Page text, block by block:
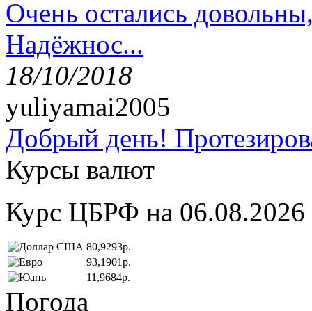
Очень остались
Надёжнос...
18/10/2018
yuliyamai2005
Добрый день!
Курсы валют
Курс ЦБРФ на 06.08.2026
80,9293р.
93,1901р.
11,9684р.
Погода